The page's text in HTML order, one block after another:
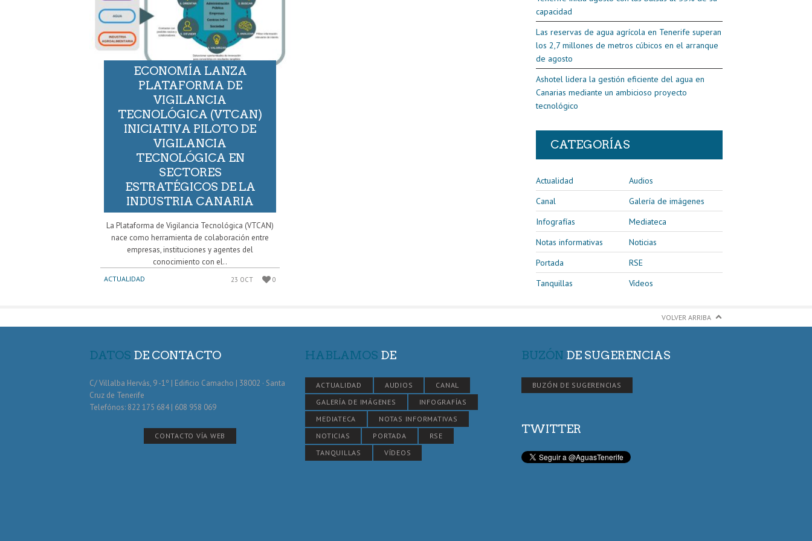
ECONOMÍA LANZA
PLATAFORMA DE
VIGILANCIA
TECNOLÓGICA (VTCAN)
INICIATIVA PILOTO DE
VIGILANCIA
TECNOLÓGICA EN
SECTORES
ESTRATÉGICOS DE LA
INDUSTRIA CANARIA
La Plataforma de Vigilancia Tecnológica (VTCAN)
nace como herramienta de colaboración entre
empresas, instituciones y agentes del
conocimiento con el..
ACTUALIDAD 23 OCT 0
capacidad
Las reservas de agua agrícola en Tenerife superan
los 2,7 millones de metros cúbicos en el arranque
de agosto
Ashotel lidera la gestión eficiente del agua en
Canarias mediante un ambicioso proyecto
tecnológico
CATEGORÍAS
Actualidad
Audios
Canal
Galería de imágenes
Infografías
Mediateca
Notas informativas
Noticias
Portada
RSE
Tanquillas
Vídeos
VOLVER ARRIBA
DATOS DE CONTACTO
C/ Villalba Hervás, 9 -1º | Edificio Camacho | 38002 · Santa
Cruz de Tenerife
Telefónos: 822 175 684 | 608 958 069
CONTACTO VÍA WEB
HABLAMOS DE
ACTUALIDAD AUDIOS
CANAL
GALERÍA DE IMÁGENES
INFOGRAFÍAS
MEDIATECA
NOTAS INFORMATIVAS
NOTICIAS
PORTADA
RSE
TANQUILLAS
VÍDEOS
BUZÓN DE SUGERENCIAS
BUZÓN DE SUGERENCIAS
TWITTER